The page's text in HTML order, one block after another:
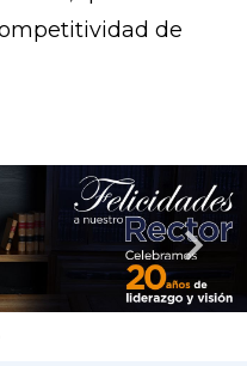
de